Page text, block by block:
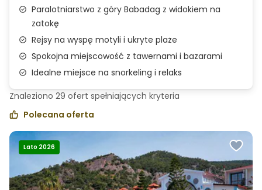
Paralotniarstwo z góry Babadag z widokiem na
zatokę
Rejsy na wyspę motyli i ukryte plaże
Spokojna miejscowość z tawernami i bazarami
Idealne miejsce na snorkeling i relaks
Znaleziono 29 ofert spełniających kryteria
Polecana oferta
Lato 2026